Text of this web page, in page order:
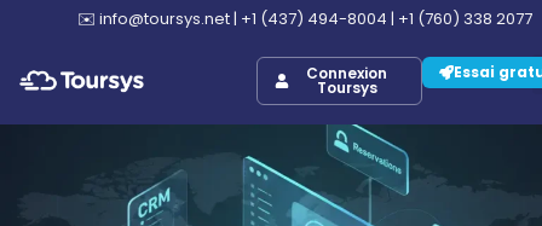
✉️ info@toursys.net| +1 (437) 494-8004 | +1 (760) 338 2077
Connexion
Toursys
Essai